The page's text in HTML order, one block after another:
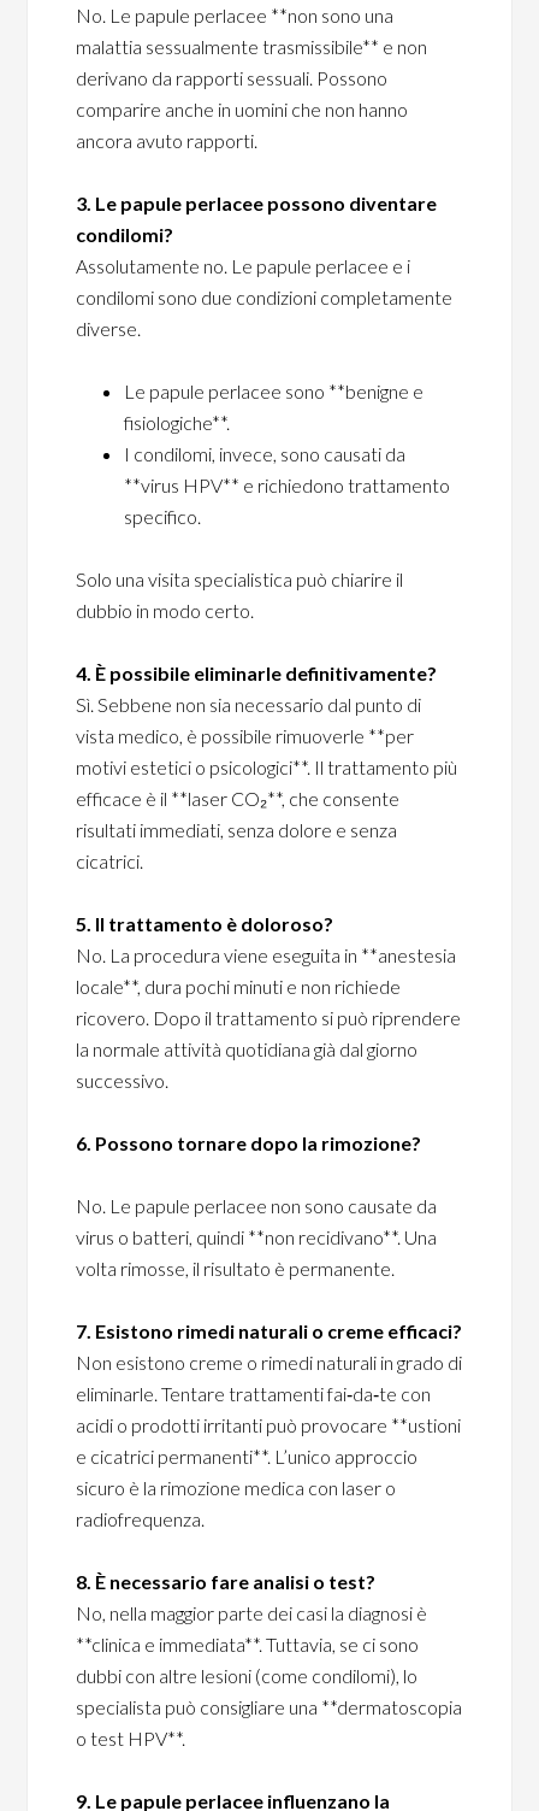
No. Le papule perlacee **non sono una
malattia sessualmente trasmissibile** e non
derivano da rapporti sessuali. Possono
comparire anche in uomini che non hanno
ancora avuto rapporti.
3. Le papule perlacee possono diventare
condilomi?
Assolutamente no. Le papule perlacee e i
condilomi sono due condizioni completamente
diverse.
Le papule perlacee sono **benigne e
fisiologiche**.
I condilomi, invece, sono causati da
**virus HPV** e richiedono trattamento
specifico.
Solo una visita specialistica può chiarire il
dubbio in modo certo.
4. È possibile eliminarle definitivamente?
Sì. Sebbene non sia necessario dal punto di
vista medico, è possibile rimuoverle **per
motivi estetici o psicologici**. Il trattamento più
efficace è il **laser CO₂**, che consente
risultati immediati, senza dolore e senza
cicatrici.
5. Il trattamento è doloroso?
No. La procedura viene eseguita in **anestesia
locale**, dura pochi minuti e non richiede
ricovero. Dopo il trattamento si può riprendere
la normale attività quotidiana già dal giorno
successivo.
6. Possono tornare dopo la rimozione?
No. Le papule perlacee non sono causate da
virus o batteri, quindi **non recidivano**. Una
volta rimosse, il risultato è permanente.
7. Esistono rimedi naturali o creme efficaci?
Non esistono creme o rimedi naturali in grado di
eliminarle. Tentare trattamenti fai‑da‑te con
acidi o prodotti irritanti può provocare **ustioni
e cicatrici permanenti**. L’unico approccio
sicuro è la rimozione medica con laser o
radiofrequenza.
8. È necessario fare analisi o test?
No, nella maggior parte dei casi la diagnosi è
**clinica e immediata**. Tuttavia, se ci sono
dubbi con altre lesioni (come condilomi), lo
specialista può consigliare una **dermatoscopia
o test HPV**.
9. Le papule perlacee influenzano la